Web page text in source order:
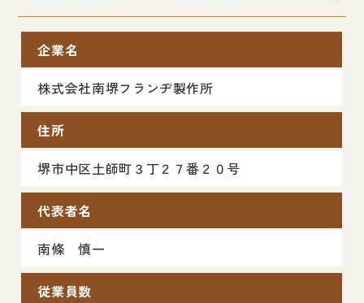
企業名
株式会社南堺フランヂ製作所
住所
堺市中区土師町３丁２７番２０号
代表者名
南條 慎一
従業員数